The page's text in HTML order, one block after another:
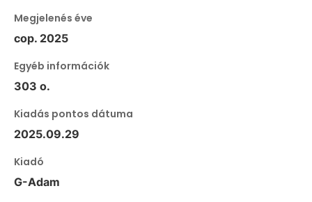
Megjelenés éve
cop. 2025
Egyéb információk
303 o.
Kiadás pontos dátuma
2025.09.29
Kiadó
G-Adam